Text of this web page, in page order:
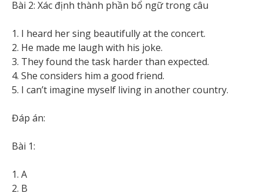
Bài 2: Xác định thành phần bổ ngữ trong câu
1. I heard her sing beautifully at the concert.
2. He made me laugh with his joke.
3. They found the task harder than expected.
4. She considers him a good friend.
5. I can’t imagine myself living in another country.
Đáp án:
Bài 1:
1. A
2. B